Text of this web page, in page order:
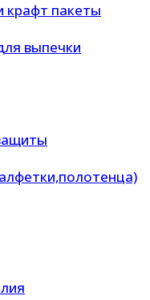
крафт пакеты
выпечки